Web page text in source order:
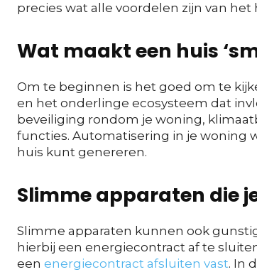
precies wat alle voordelen zijn van
Wat maakt een huis
Om te beginnen is het goed om te
en het onderlinge ecosysteem dat
beveiliging rondom je woning,
functies. Automatisering in je woning
huis kunt genereren.
Slimme apparaten die
Slimme apparaten kunnen ook
hierbij een energiecontract af te
een energiecontract afsluiten vast. In